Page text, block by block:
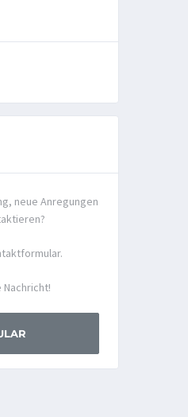
neue Anregungen